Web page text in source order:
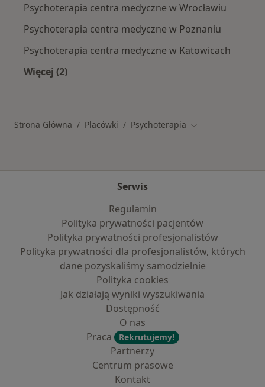
Psychoterapia centra medyczne w Wrocławiu
Psychoterapia centra medyczne w Poznaniu
Psychoterapia centra medyczne w Katowicach
Więcej (2)
Strona Główna Placówki Psychoterapia Zmień miasto
Serwis
Regulamin
Polityka prywatności pacjentów
Polityka prywatności profesjonalistów
Polityka prywatności dla profesjonalistów, których
dane pozyskaliśmy samodzielnie
Polityka cookies
Jak działają wyniki wyszukiwania
Dostępność
O nas
Praca
Rekrutujemy!
Partnerzy
Centrum prasowe
Kontakt